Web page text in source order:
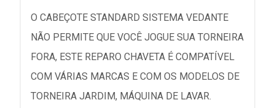
O CABEÇOTE STANDARD SISTEMA VEDANTE
NÃO PERMITE QUE VOCÊ JOGUE SUA TORNEIRA
FORA, ESTE REPARO CHAVETA É COMPATÍVEL
COM VÁRIAS MARCAS E COM OS MODELOS DE
TORNEIRA JARDIM, MÁQUINA DE LAVAR.